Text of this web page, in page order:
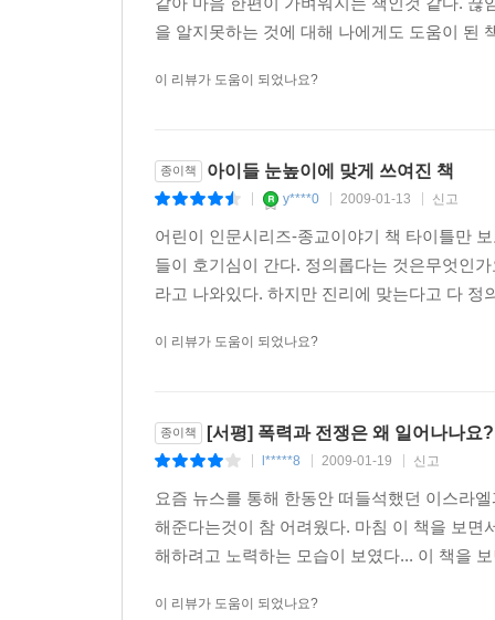
을 알지못하는 것에 대해 나에게도 도움이 된
이 리뷰가 도움이 되었나요?
종이책 아이들 눈높이에 맞게 쓰여진 책
y****0 2009-01-13 신고
어린이 인문시리즈-종교이야기 책 타이틀만
들이 호기심이 간다. 정의롭다는 것은무엇인
라고 나와있다. 하지만 진리에 맞는다고 다
이 리뷰가 도움이 되었나요?
종이책 [서평] 폭력과 전쟁은 왜 일어나나요?
l*****8 2009-01-19 신고
요즘 뉴스를 통해 한동안 떠들석했던 이스라
해준다는것이 참 어려웠다. 마침 이 책을 보면
해하려고 노력하는 모습이 보였다... 이 책을
이 리뷰가 도움이 되었나요?